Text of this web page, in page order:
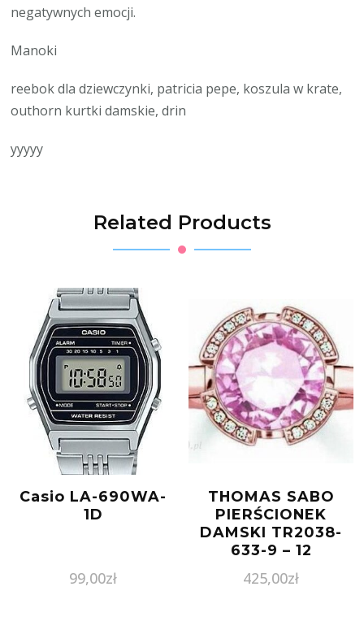
negatywnych emocji.
Manoki
reebok dla dziewczynki, patricia pepe, koszula w krate,
outhorn kurtki damskie, drin
yyyyy
Related Products
Casio LA-690WA-
1D
99,00zł
THOMAS SABO
PIERŚCIONEK
DAMSKI TR2038-
633-9 – 12
425,00zł